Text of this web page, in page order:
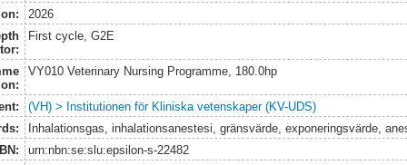
2026
First cycle, G2E
VY010 Veterinary Nursing Programme, 180.0hp
(VH) > Institutionen för Kliniska vetenskaper (KV-UDS)
Inhalationsgas, inhalationsanestesi, gränsvärde, exponeringsvärde,
urn:nbn:se:slu:epsilon-s-22482